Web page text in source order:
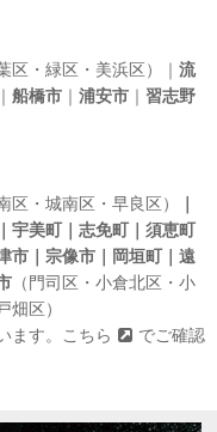
区・緑区・美浜区）｜ 流
｜ 船橋市 ｜ 浦安市 ｜ 習志野
区・城南区・早良区）
宇美町｜志免町｜須恵町
市｜宗像市｜岡垣町｜遠
（門司区・小倉北区・小
区）
す。
こちら
でご確認